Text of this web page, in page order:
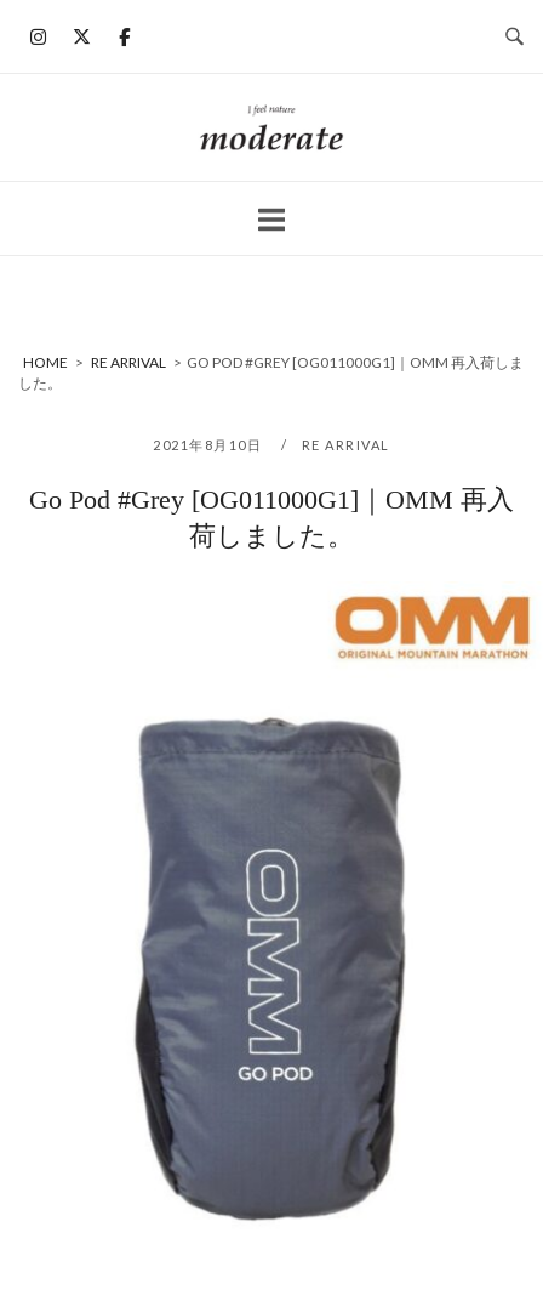
ホ
ー
HOME > RE ARRIVAL > GO POD #GREY [OG011000G1]｜OMM 再入荷しま
した。
2021年8月10日 RE ARRIVAL
Go Pod #Grey [OG011000G1]｜OMM 再入
荷しました。